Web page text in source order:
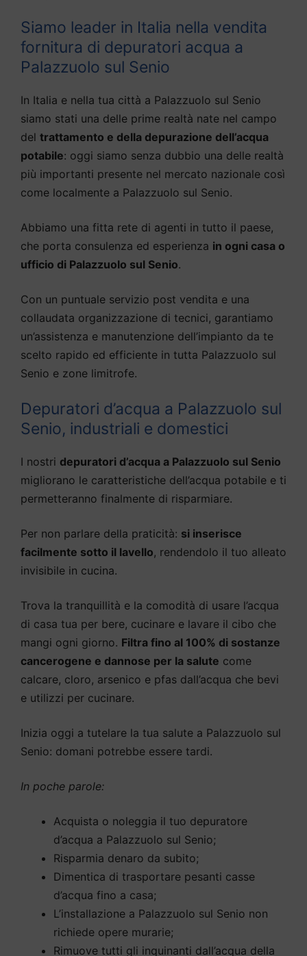
Siamo leader in Italia nella vendita
fornitura di depuratori acqua a
Palazzuolo sul Senio
In Italia e nella tua città a Palazzuolo sul Senio
siamo stati una delle prime realtà nate nel campo
del trattamento e della depurazione dell’acqua
potabile: oggi siamo senza dubbio una delle realtà
più importanti presente nel mercato nazionale così
come localmente a Palazzuolo sul Senio.
Abbiamo una fitta rete di agenti in tutto il paese,
che porta consulenza ed esperienza in ogni casa o
ufficio di Palazzuolo sul Senio.
Con un puntuale servizio post vendita e una
collaudata organizzazione di tecnici, garantiamo
un’assistenza e manutenzione dell’impianto da te
scelto rapido ed efficiente in tutta Palazzuolo sul
Senio e zone limitrofe.
Depuratori d’acqua a Palazzuolo sul
Senio, industriali e domestici
I nostri depuratori d’acqua a Palazzuolo sul Senio
migliorano le caratteristiche dell’acqua potabile e ti
permetteranno finalmente di risparmiare.
Per non parlare della praticità: si inserisce
facilmente sotto il lavello, rendendolo il tuo alleato
invisibile in cucina.
Trova la tranquillità e la comodità di usare l’acqua
di casa tua per bere, cucinare e lavare il cibo che
mangi ogni giorno. Filtra fino al 100% di sostanze
cancerogene e dannose per la salute come
calcare, cloro, arsenico e pfas dall’acqua che bevi
e utilizzi per cucinare.
Inizia oggi a tutelare la tua salute a Palazzuolo sul
Senio: domani potrebbe essere tardi.
In poche parole:
Acquista o noleggia il tuo depuratore
d’acqua a Palazzuolo sul Senio;
Risparmia denaro da subito;
Dimentica di trasportare pesanti casse
d’acqua fino a casa;
L’installazione a Palazzuolo sul Senio non
richiede opere murarie;
Rimuove tutti gli inquinanti dall’acqua della